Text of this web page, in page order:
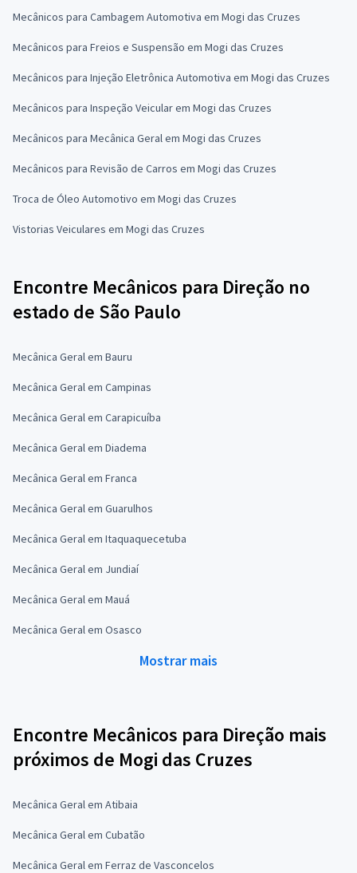
Mecânicos para Cambagem Automotiva em Mogi das Cruzes
Mecânicos para Freios e Suspensão em Mogi das Cruzes
Mecânicos para Injeção Eletrônica Automotiva em Mogi das Cruzes
Mecânicos para Inspeção Veicular em Mogi das Cruzes
Mecânicos para Mecânica Geral em Mogi das Cruzes
Mecânicos para Revisão de Carros em Mogi das Cruzes
Troca de Óleo Automotivo em Mogi das Cruzes
Vistorias Veiculares em Mogi das Cruzes
Encontre Mecânicos para Direção no
estado de São Paulo
Mecânica Geral em Bauru
Mecânica Geral em Campinas
Mecânica Geral em Carapicuíba
Mecânica Geral em Diadema
Mecânica Geral em Franca
Mecânica Geral em Guarulhos
Mecânica Geral em Itaquaquecetuba
Mecânica Geral em Jundiaí
Mecânica Geral em Mauá
Mecânica Geral em Osasco
Mostrar mais
Encontre Mecânicos para Direção mais
próximos de Mogi das Cruzes
Mecânica Geral em Atibaia
Mecânica Geral em Cubatão
Mecânica Geral em Ferraz de Vasconcelos